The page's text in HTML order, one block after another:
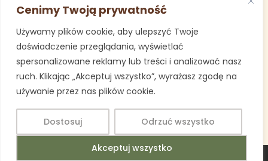
Cenimy Twoją prywatność
Używamy plików cookie, aby ulepszyć Twoje
doświadczenie przeglądania, wyświetlać
spersonalizowane reklamy lub treści i analizować nasz
ruch. Klikając „Akceptuj wszystko”, wyrażasz zgodę na
używanie przez nas plików cookie.
Dostosuj Odrzuć wszystko
Akceptuj wszystko
luty 2022
14
15 16 17 18
21
22 23 24 25
Education WordPress ThemeCopyright 2025 Imielin SP 1